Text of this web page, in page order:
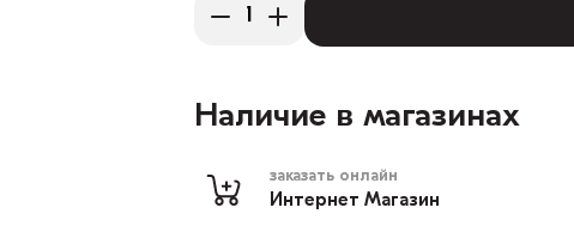
Наличие в магазинах
заказать онлайн
Интернет Магазин